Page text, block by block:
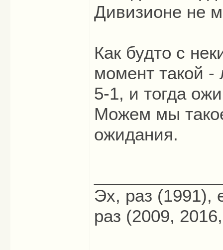
Дивизионе не
Как будто с
момент такой -
5-1, и тогда
Можем мы
ожидания.
Эх, раз (1991),
раз (2009,